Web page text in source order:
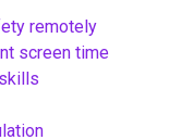
remotely
screen time